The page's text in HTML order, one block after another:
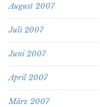
August 2007
Juli 2007
Juni 2007
April 2007
März 2007